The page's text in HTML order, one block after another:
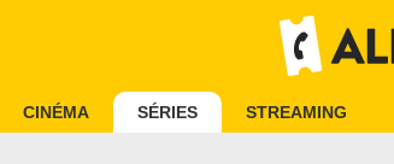
CINÉMA SÉRIES STREAMING